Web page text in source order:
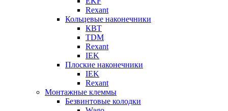
Rexant
Кольцевые наконечники
КВТ
TDM
Rexant
IEK
Плоские наконечники
IEK
Rexant
Монтажные клеммы
Безвинтовые колодки